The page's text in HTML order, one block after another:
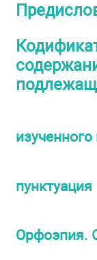
пунктуация
Орфоэпия.